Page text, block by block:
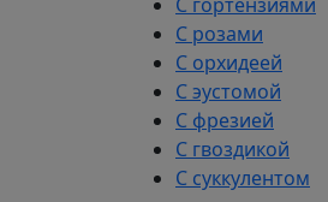
С розами
С орхидеей
С эустомой
С фрезией
С гвоздикой
С суккулентом